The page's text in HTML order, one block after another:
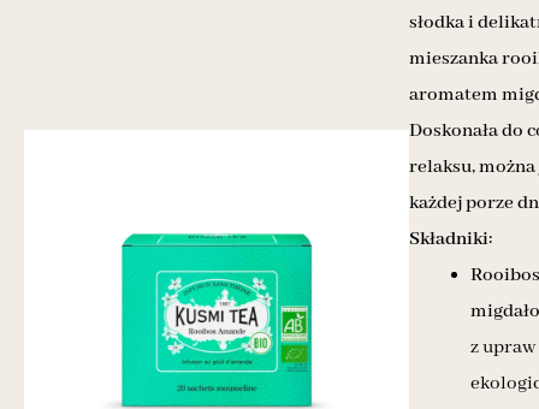
słodka i
mieszanka
aromatem
Doskonała do
relaksu, można
każdej porze
Składniki:
z upraw